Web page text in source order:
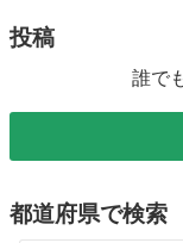
投稿
誰で
都道府県で検索